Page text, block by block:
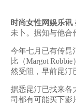
时尚女性网娱乐讯
未卜。据知与他合
今年七月已有传昆
比（Margot
然受阻，早前昆汀
据悉昆汀已找来各
司都有可能买下影